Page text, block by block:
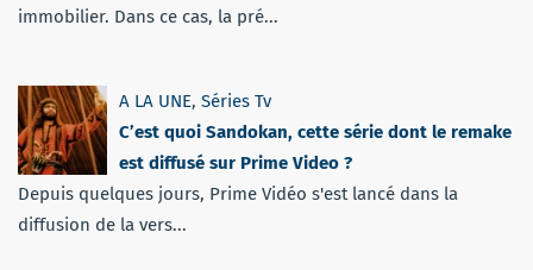
immobilier. Dans ce cas, la pré...
A LA UNE, Séries Tv
C’est quoi Sandokan, cette série dont le remake
est diffusé sur Prime Video ?
Depuis quelques jours, Prime Vidéo s'est lancé dans la
diffusion de la vers...